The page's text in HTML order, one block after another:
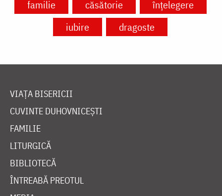
familie căsătorie
înțelegere
iubire
dragoste
VIAȚA BISERICII
CUVINTE DUHOVNICEȘTI
FAMILIE
LITURGICĂ
BIBLIOTECĂ
ÎNTREABĂ PREOTUL